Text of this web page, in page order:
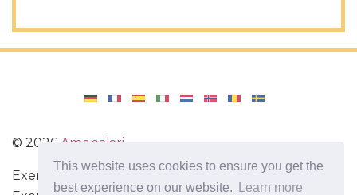
This website uses cookies to ensure you get the
best experience on our website.
Learn more
© 2026 Amenajari
Exercitarea. Diete și rețete pentru o dietă sănătoasă.